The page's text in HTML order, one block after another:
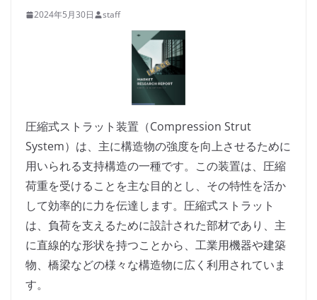
2024年5月30日 staff
圧縮式ストラット装置（Compression Strut
System）は、主に構造物の強度を向上させるために
用いられる支持構造の一種です。この装置は、圧縮
荷重を受けることを主な目的とし、その特性を活か
して効率的に力を伝達します。圧縮式ストラット
は、負荷を支えるために設計された部材であり、主
に直線的な形状を持つことから、工業用機器や建築
物、橋梁などの様々な構造物に広く利用されていま
す。